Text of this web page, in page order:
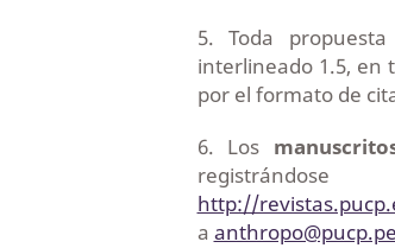
5. Toda
interlineado 1.5, en
por el formato de
6. Los
http://
a anthropo@pucp.pe